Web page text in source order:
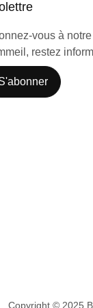
vous à
restez
Copyright © 2025